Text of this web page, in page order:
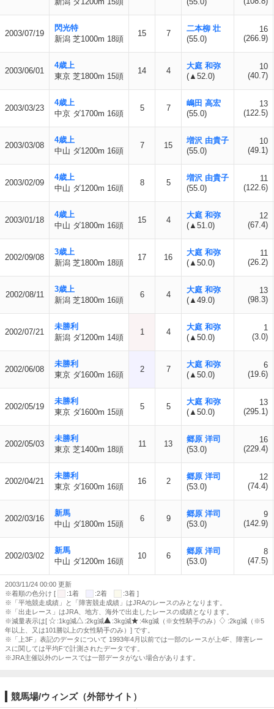
2003/07/19
閃光特
新潟 芝1000m 18頭
15 7
二本柳 壮
(55.0)
16
(266.9)
2003/06/01
4歳上
東京 芝1800m 15頭
14 4
大庭 和弥
(▲52.0)
10
(40.7)
2003/03/23
4歳上
中京 ダ1700m 16頭
5 7
嶋田 高宏
(55.0)
13
(122.5)
2003/03/08
4歳上
中山 ダ1200m 16頭
7 15
増沢 由貴子
(55.0)
10
(49.1)
2003/02/09
4歳上
中山 ダ1200m 16頭
8 5
増沢 由貴子
(55.0)
11
(122.6)
2003/01/18
4歳上
中山 ダ1800m 16頭
15 4
大庭 和弥
(▲51.0)
12
(67.4)
2002/09/08
3歳上
新潟 芝1800m 18頭
17 16
大庭 和弥
(▲50.0)
11
(26.2)
2002/08/11
3歳上
新潟 芝1800m 16頭
6 4
大庭 和弥
(▲49.0)
13
(98.3)
2002/07/21
未勝利
新潟 ダ1200m 14頭
1 4
大庭 和弥
(▲50.0)
1
(3.0)
2002/06/08
未勝利
東京 ダ1600m 16頭
2 7
大庭 和弥
(▲50.0)
6
(19.6)
2002/05/19
未勝利
東京 ダ1600m 15頭
5 5
大庭 和弥
(▲50.0)
13
(295.1)
2002/05/03
未勝利
東京 芝1400m 18頭
11 13
郷原 洋司
(53.0)
16
(229.4)
2002/04/21
未勝利
東京 ダ1600m 16頭
16 2
郷原 洋司
(53.0)
12
(74.4)
2002/03/16
新馬
中山 ダ1800m 15頭
6 9
郷原 洋司
(53.0)
9
(142.9)
2002/03/02
新馬
中山 ダ1200m 16頭
10 6
郷原 洋司
(53.0)
8
(47.5)
2003/11/24 00:00 更新
※着順の色分け [
:1着 :2着
:3着 ]
※「平地競走成績」と「障害競走成績」はJRAのレースのみとなります。
※「出走レース」はJRA、地方、海外で出走したレースの成績となります。
※減量表示は[
:1kg減 :2kg減 :3kg減 :4kg減（※女性騎手のみ）
:2kg減（※5
年以上、又は101勝以上の女性騎手のみ）] です。
※「上3F」表記のデータについて 1993年4月以前では一部のレースが上4F、障害レー
スに関しては平均Fで計測されたデータです。
※JRA主催以外のレースでは一部データがない場合があります。
競馬場/ウィンズ（外部サイト）